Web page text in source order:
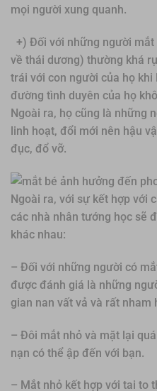
mọi người xung quanh.
+) Đối với những người
về thái dương) thường khá
trái với con người của họ khi
đường tình duyên của họ
Ngoài ra, họ cũng là những
linh hoạt, đổi mới nên hậu
đục, đổ vỡ.
Ngoài ra, với sự kết hợp với
các nhà nhân tướng học sẽ
khác nhau:
– Đối với những người có
được đánh giá là những
gian nan vất vả và rất nham
– Đôi mắt nhỏ và mặt lại
nạn có thể ập đến với bạn.
– Mắt nhỏ kết hợp với tai to